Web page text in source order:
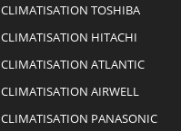
CLIMATISATION TOSHIBA
CLIMATISATION HITACHI
CLIMATISATION ATLANTIC
CLIMATISATION AIRWELL
CLIMATISATION PANASONIC